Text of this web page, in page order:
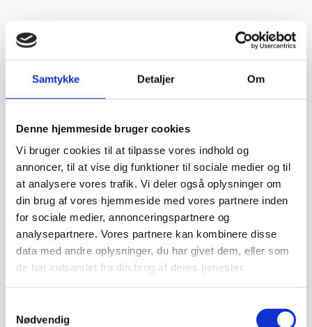
Samtykke Detaljer Om
Denne hjemmeside bruger cookies
Vi bruger cookies til at tilpasse vores indhold og
annoncer, til at vise dig funktioner til sociale medier og til
at analysere vores trafik. Vi deler også oplysninger om
din brug af vores hjemmeside med vores partnere inden
for sociale medier, annonceringspartnere og
analysepartnere. Vores partnere kan kombinere disse
data med andre oplysninger, du har givet dem, eller som
de har indsamlet fra din brug af deres tjenester.
Nødvendig